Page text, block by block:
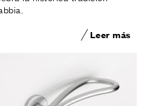
Leer más